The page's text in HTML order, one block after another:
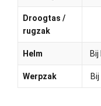
Droogtas /
rugzak
Helm Bij
Werpzak